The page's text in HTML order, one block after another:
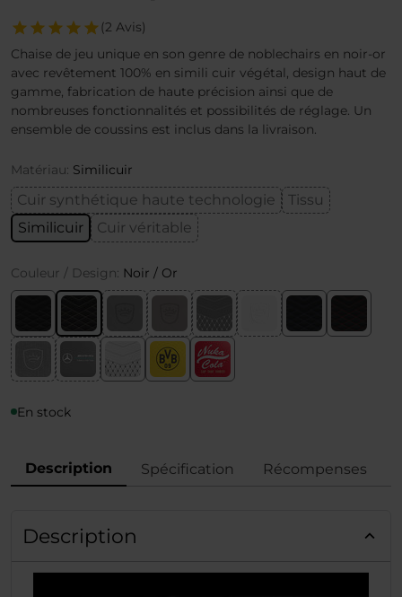
(2 Avis)
Chaise de jeu unique en son genre de noblechairs en noir-or
avec revêtement 100% en simili cuir végétal, design haut de
gamme, fabrication de haute précision ainsi que de
nombreuses fonctionnalités et possibilités de réglage. Un
ensemble de coussins est inclus dans la livraison.
Matériau: Similicuir
Cuir synthétique haute technologie
Tissu
Similicuir
Cuir véritable
Couleur / Design: Noir / Or
En stock
Description Spécification Récompenses
Description